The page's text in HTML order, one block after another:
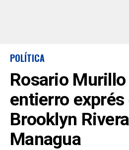
POLÍTICA
Rosario
entierro exprés
Brooklyn
Managua